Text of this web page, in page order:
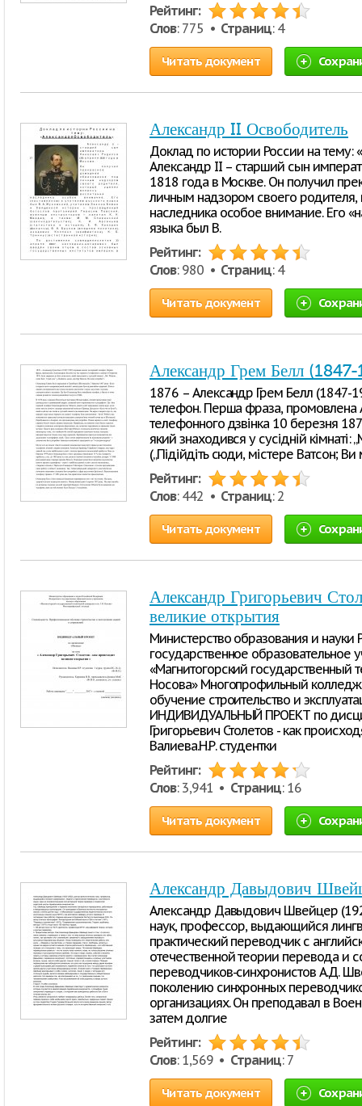
Рейтинг:
Слов: 775 • Страниц: 4
Читать документ
Александр II Освободитель
Доклад по истории России на тему:
Александр II – старший сын
1818 года в Москве. Он получил
личным надзором своего родителя,
наследника особое внимание. Его
языка был В.
Рейтинг:
Слов: 980 • Страниц: 4
Читать документ
Александр Грем Белл
1876 – Александр Грем Белл (1847-
телефон. Перша фраза, промовлена
телефонного дзвінка 10 березня
який знаходився у сусідній
(„Підійдіть сюди, містере Ватсон;
Рейтинг:
Слов: 442 • Страниц: 2
Читать документ
Александр Григорьевич
великие открытия
Министерство образования и
государственное
«Магнитогорский государственный
Носова» Многопрофильный
обучение строительство и
ИНДИВИДУАЛЬНЫЙ ПРОЕКТ по
Григорьевич Столетов - как
Валиева.Н.Р. студентки
Рейтинг:
Слов: 3,941 • Страниц: 16
Читать документ
Александр Давыдович
Александр Давыдович Швейцер
наук, профессор, выдающийся
практический переводчик с
отечественной теории перевода и
переводчиков-синхронистов А.Д.
поколению синхронных
организациях. Он преподавал в
затем долгие
Рейтинг:
Слов: 1,569 • Страниц: 7
Читать документ